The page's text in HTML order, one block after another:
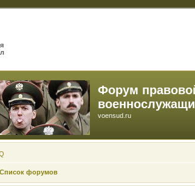
Форум
voensud.ru
Список форумов